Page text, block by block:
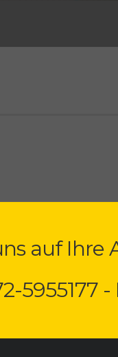
auf Ihre
5955177